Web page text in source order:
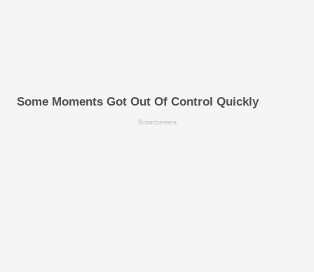
Some Moments Got Out Of Control Quickly
Brainberries